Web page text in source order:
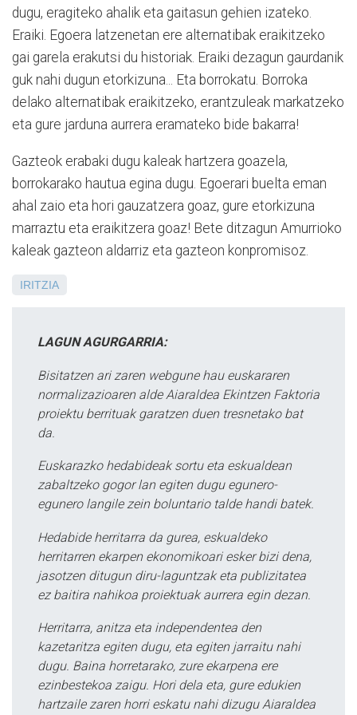
dugu, eragiteko ahalik eta gaitasun gehien izateko.
Eraiki. Egoera latzenetan ere alternatibak eraikitzeko
gai garela erakutsi du historiak. Eraiki dezagun gaurdanik
guk nahi dugun etorkizuna... Eta borrokatu. Borroka
delako alternatibak eraikitzeko, erantzuleak markatzeko
eta gure jarduna aurrera eramateko bide bakarra!
Gazteok erabaki dugu kaleak hartzera goazela,
borrokarako hautua egina dugu. Egoerari buelta eman
ahal zaio eta hori gauzatzera goaz, gure etorkizuna
marraztu eta eraikitzera goaz! Bete ditzagun Amurrioko
kaleak gazteon aldarriz eta gazteon konpromisoz.
IRITZIA
LAGUN AGURGARRIA:
Bisitatzen ari zaren webgune hau euskararen
normalizazioaren alde Aiaraldea Ekintzen Faktoria
proiektu berrituak garatzen duen tresnetako bat
da.
Euskarazko hedabideak sortu eta eskualdean
zabaltzeko gogor lan egiten dugu egunero-
egunero langile zein boluntario talde handi batek.
Hedabide herritarra da gurea, eskualdeko
herritarren ekarpen ekonomikoari esker bizi dena,
jasotzen ditugun diru-laguntzak eta publizitatea
ez baitira nahikoa proiektuak aurrera egin dezan.
Herritarra, anitza eta independentea den
kazetaritza egiten dugu, eta egiten jarraitu nahi
dugu. Baina horretarako, zure ekarpena ere
ezinbestekoa zaigu. Hori dela eta, gure edukien
hartzaile zaren horri eskatu nahi dizugu Aiaraldea